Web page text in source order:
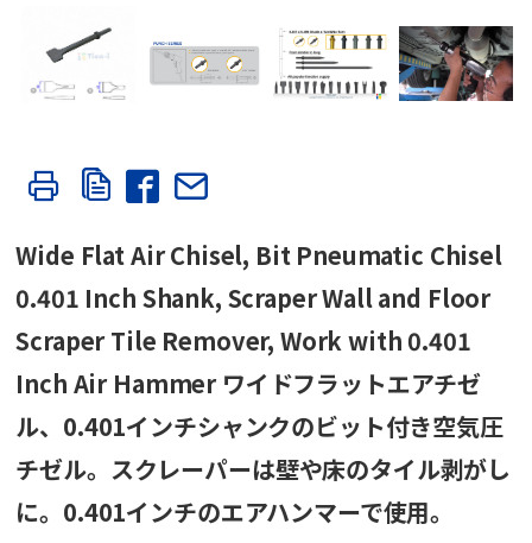
Wide Flat Air Chisel, Bit Pneumatic Chisel
0.401 Inch Shank, Scraper Wall and Floor
Scraper Tile Remover, Work with 0.401
Inch Air Hammer ワイドフラットエアチゼ
ル、0.401インチシャンクのビット付き空気圧
チゼル。スクレーパーは壁や床のタイル剥がし
に。0.401インチのエアハンマーで使用。